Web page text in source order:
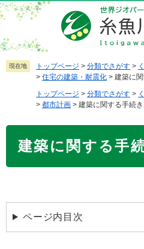
ペ
ー
ジ
の
先
メ
ニ
ュ
ー
を
へ
現在地 トップページ > 分類でさがす >
> 住宅の建築・耐震化 > 建築に
トップページ > 分類でさがす >
> 都市計画 > 建築に関する手続き
建築に関する手
ページ内目次